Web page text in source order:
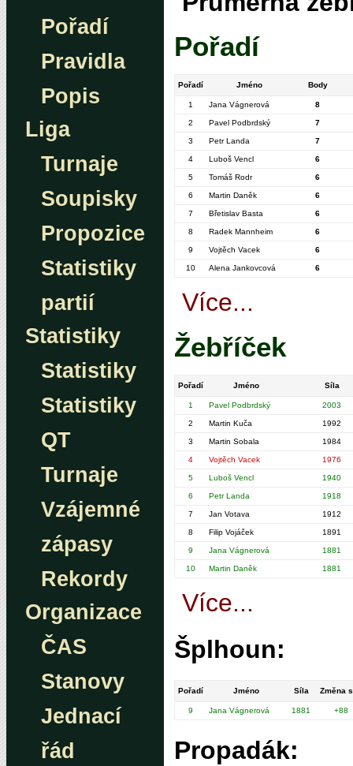
Pořadí
Pravidla
Popis
Liga
Turnaje
Soupisky
Propozice
Statistiky
partií
Statistiky
Statistiky
Statistiky
QT
Turnaje
Vzájemné
zápasy
Rekordy
Organizace
ČAS
Stanovy
Jednací
řád
Pořadí
Pořadí Jméno Body
1 Jana Vágnerová 8
2 Pavel Podbrdský 7
3 Petr Landa 7
4 Luboš Vencl 6
5 Tomáš Rodr 6
6 Martin Daněk 6
7 Břetislav Basta 6
8 Radek Mannheim 6
9 Vojtěch Vacek 6
10 Alena Jankovcová 6
Více...
Žebříček
Pořadí Jméno Síla
1 Pavel Podbrdský 2003
2 Martin Kuča 1992
3 Martin Sobala 1984
4 Vojtěch Vacek 1976
5 Luboš Vencl 1940
6 Petr Landa 1918
7 Jan Votava 1912
8 Filip Vojáček 1891
9 Jana Vágnerová 1881
10 Martin Daněk 1881
Více...
Šplhoun:
Pořadí Jméno Síla Změna
9 Jana Vágnerová 1881 +88
Propadák: